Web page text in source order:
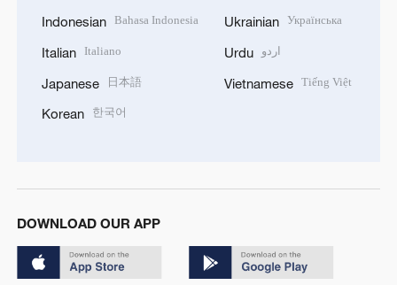
Indonesian Bahasa Indonesia
Italian Italiano
Japanese 日本語
Korean 한국어
Ukrainian Українська
Urdu اردو
Vietnamese Tiếng Việt
DOWNLOAD OUR APP